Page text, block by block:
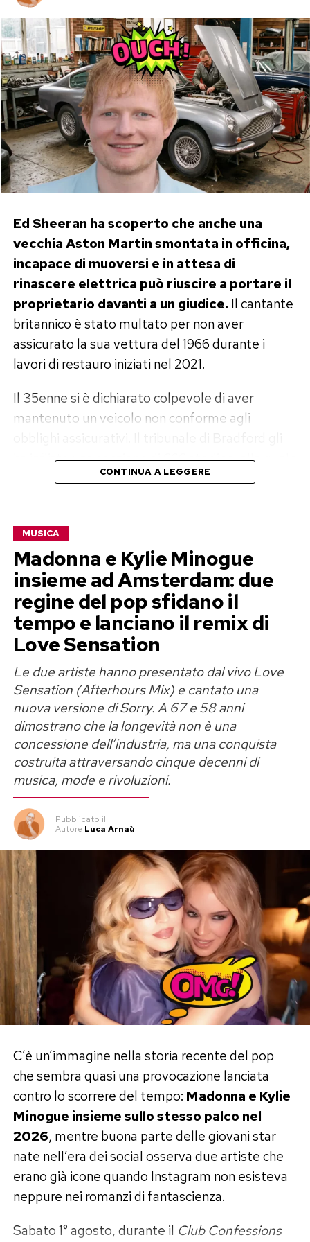
Ed Sheeran ha scoperto che anche una
vecchia Aston Martin smontata in officina,
incapace di muoversi e in attesa di
rinascere elettrica può riuscire a portare il
proprietario davanti a un giudice. Il cantante
britannico è stato multato per non aver
assicurato la sua vettura del 1966 durante i
lavori di restauro iniziati nel 2021.
Il 35enne si è dichiarato colpevole di aver
mantenuto un veicolo non conforme agli
ha inflitto una sanzione di 666 sterline, alla quale
si aggiungono 100 sterline di spese processuali e
così le1.032 sterline
difficilmente costringerà l’autore diShape of
Youa mettere all’asta la chitarra, ma sufficiente
a ricordare che la burocrazia britannica non si
lascia intenerire dai dischi di platino.
Ed Sheeran e l’Aston Martin ferma
dal 2021
La vicenda ruota attorno a una Aston Martin
argentata del 1966 affidata alla Aston Workshop
Ltd, nella contea di Durham. L’auto si trova lì dal
2021 per un restauro completo e per la
conversione all’alimentazione elettrica.
Secondo quanto dichiarato da Sheeran, in questi
cinque anni il veicolo non avrebbe mai lasciato
l’officina, non avrebbe circolato sulle strade
pubbliche e sarebbe rimasto inutilizzabile.
La Driver and Vehicle Licensing Agency ha però
rilevato il 17 dicembre 2025 che la vettura non
risultava coperta dall’assicurazione obbligatoria.
Il fatto che fosse ferma, smontata e lontana
dalla strada non è bastato a evitare il
procedimento.
spiegato di non aver avuto «in alcun momento il
possesso fisico né il controllo pratico del
veicolo» e ha sostenuto che la mancanza della
polizza non avrebbe creato alcun rischio per gli
altri utenti della strada.
«Pensavo fosse coperta
dall’assicurazione dell’officina»
CONTINUA A LEGGERE
MUSICA
Madonna e Kylie Minogue
insieme ad Amsterdam: due
regine del pop sfidano il
tempo e lanciano il remix di
Love Sensation
Le due artiste hanno presentato dal vivo Love
Sensation (Afterhours Mix) e cantato una
nuova versione di Sorry. A 67 e 58 anni
dimostrano che la longevità non è una
concessione dell’industria, ma una conquista
costruita attraversando cinque decenni di
musica, mode e rivoluzioni.
Pubblicato il
Autore Luca Arnaù
C’è un’immagine nella storia recente del pop
che sembra quasi una provocazione lanciata
contro lo scorrere del tempo: Madonna e Kylie
Minogue insieme sullo stesso palco nel
2026, mentre buona parte delle giovani star
nate nell’era dei social osserva due artiste che
erano già icone quando Instagram non esisteva
neppure nei romanzi di fantascienza.
Sabato 1° agosto, durante il Club Confessions